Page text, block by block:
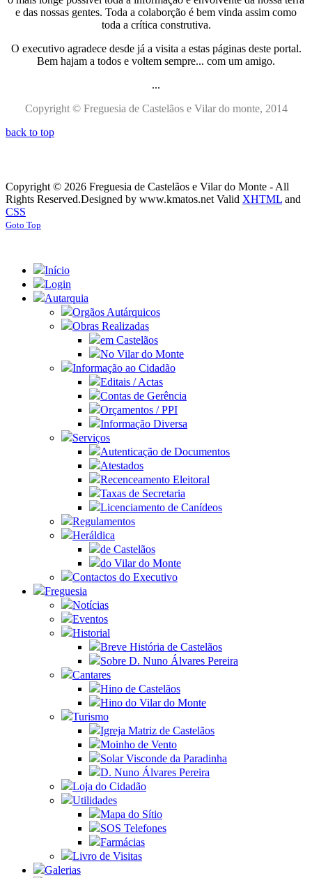
e das nossas gentes. Toda a colaborção é bem vinda assim como
toda a crítica construtiva.
O executivo agradece desde já a visita a estas páginas deste portal.
Bem hajam a todos e voltem sempre... com um amigo.
...
Copyright © Freguesia de Castelãos e Vilar do monte, 2014
back to top
Copyright © 2026 Freguesia de Castelãos e Vilar do Monte - All
Rights Reserved.Designed by www.kmatos.net Valid XHTML and
CSS
Goto Top
Início
Login
Autarquia
Orgãos Autárquicos
Obras Realizadas
em Castelãos
No Vilar do Monte
Informação ao Cidadão
Editais / Actas
Contas de Gerência
Orçamentos / PPI
Informação Diversa
Serviços
Autenticação de Documentos
Atestados
Recenceamento Eleitoral
Taxas de Secretaria
Licenciamento de Canídeos
Regulamentos
Heráldica
de Castelãos
do Vilar do Monte
Contactos do Executivo
Freguesia
Notícias
Eventos
Historial
Breve História de Castelãos
Sobre D. Nuno Álvares Pereira
Cantares
Hino de Castelãos
Hino do Vilar do Monte
Turismo
Igreja Matriz de Castelãos
Moinho de Vento
Solar Visconde da Paradinha
D. Nuno Álvares Pereira
Loja do Cidadão
Utilidades
Mapa do Sítio
SOS Telefones
Farmácias
Livro de Visitas
Galerias